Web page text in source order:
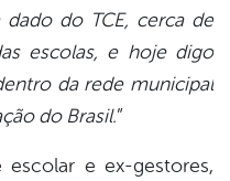
dado do TCE, cerca de
escolas, e hoje digo
da rede municipal
do Brasil.”
e ex-gestores,